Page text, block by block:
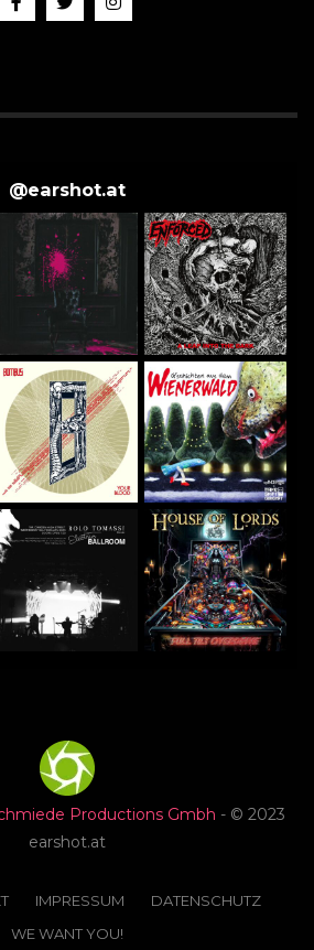
@earshot.at
Productions Gmbh - © 2023
earshot.at
IMPRESSUM
DATENSCHUTZ
WE WANT YOU!